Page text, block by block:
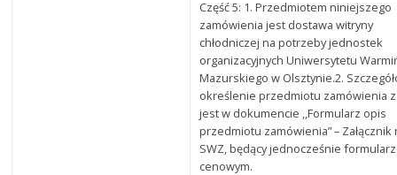
Część 5: 1. Przedmiotem niniejszego
zamówienia jest dostawa witryny
chłodniczej na potrzeby jednostek
organizacyjnych Uniwersytetu
Mazurskiego w Olsztynie.2.
określenie przedmiotu zamówienia
jest w dokumencie ,,Formularz opis
przedmiotu zamówienia” – Załącznik
SWZ, będący jednocześnie
cenowym.